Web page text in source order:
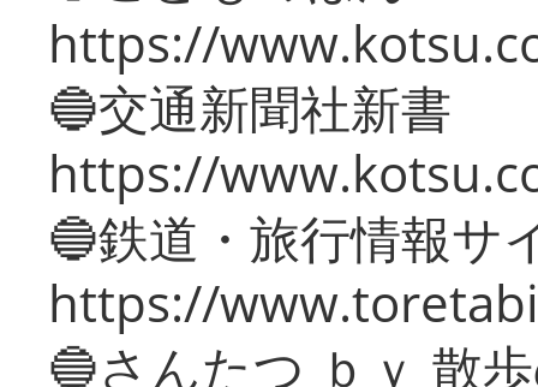
https://
🔵交通新聞社新書
https://
🔵鉄道・旅行情報サ
https://
🔵さんたつ ｂｙ 散